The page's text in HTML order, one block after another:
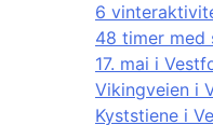
6
48 timer med
17. mai i
Vikingveien i
Kyststiene i